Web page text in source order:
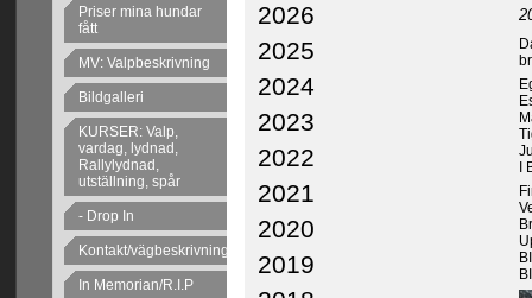
Priser mina hundar
fått
MV: Valpbeskrivning
Bildgalleri
KURSER: Valp,
vardag, lydnad,
Rallylydnad,
utställning, spår
- Drop In
Kontakt/vägbeskrivning
In Memorian/R.I.P
2026
2025
2024
2023
2022
2021
2020
2019